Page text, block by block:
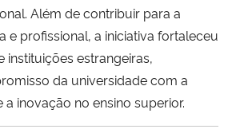
Além de contribuir para a
e profissional, a iniciativa fortaleceu
instituições estrangeiras,
da universidade com a
a inovação no ensino superior.